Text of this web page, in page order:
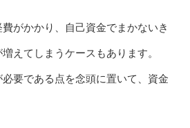
がかかり、自己資金でまかないき
えてしまうケースもあります。
要である点を念頭に置いて、資金